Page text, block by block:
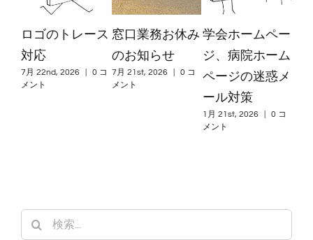
ロゴのトレース
対応
7月 22nd, 2026
0 コ
メント
窓口業務お休み
のお知らせ
7月 21st, 2026
0 コ
メント
学会ホームペー
ジ、病院ホーム
ページの迷惑メ
ール対策
1月 21st, 2026
0 コ
メント